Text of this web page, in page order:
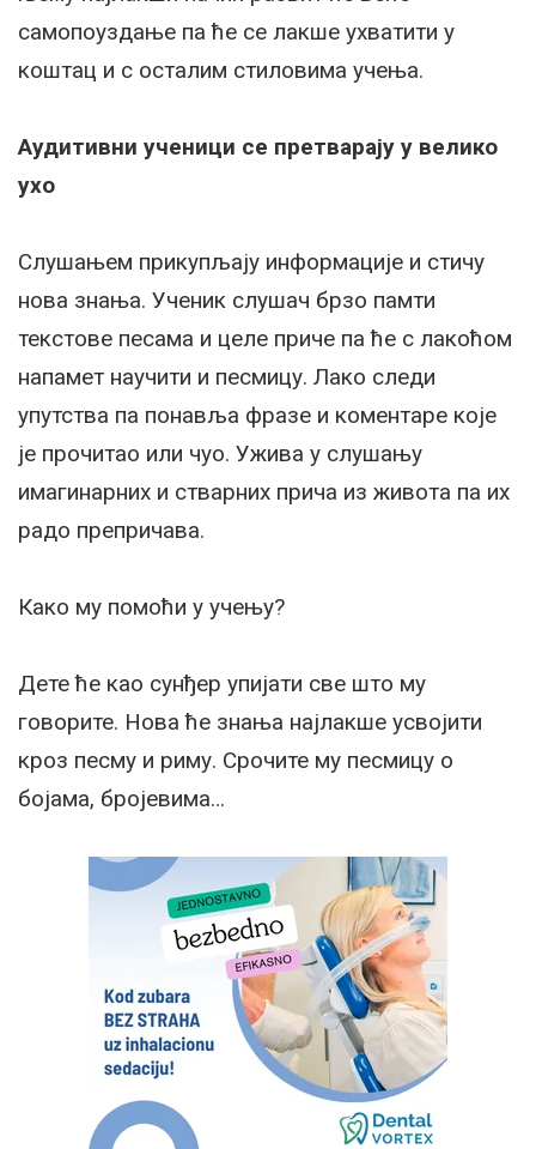
самопоуздање па ће се лакше ухватити у
коштац и с осталим стиловима учења.
Аудитивни ученици се претварају у велико
ухо
Слушањем прикупљају информације и стичу
нова знања. Ученик слушач брзо памти
текстове песама и целе приче па ће с лакоћом
напамет научити и песмицу. Лако следи
упутства па понавља фразе и коментаре које
је прочитао или чуо. Ужива у слушању
имагинарних и стварних прича из живота па их
радо препричава.
Како му помоћи у учењу?
Дете ће као сунђер упијати све што му
говорите. Нова ће знања најлакше усвојити
кроз песму и риму. Срочите му песмицу о
бојама, бројевима…